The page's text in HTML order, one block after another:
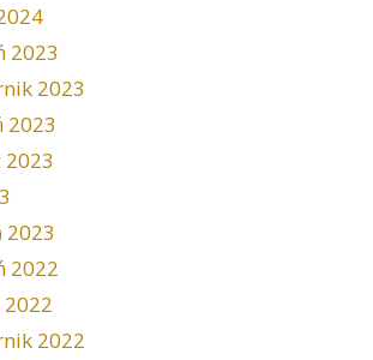
2023
2023
2023
2023
2023
2022
2022